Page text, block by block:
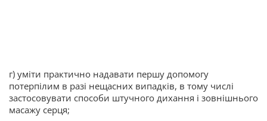
г) уміти практично надавати першу допомогу
потерпілим в разі нещасних випадків, в тому числі
застосовувати способи штучного дихання і зовнішнього
масажу серця;